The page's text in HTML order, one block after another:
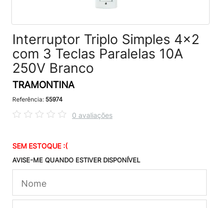
Interruptor Triplo Simples 4x2
com 3 Teclas Paralelas 10A
250V Branco
TRAMONTINA
Referência: 55974
0 avaliações
SEM ESTOQUE :(
AVISE-ME QUANDO ESTIVER DISPONÍVEL